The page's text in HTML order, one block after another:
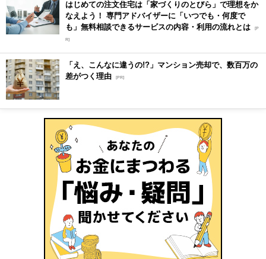
はじめての注文住宅は「家づくりのとびら」で理想をか
なえよう！ 専門アドバイザーに「いつでも・何度で
も」無料相談できるサービスの内容・利用の流れとは [P
R]
「え、こんなに違うの!?」マンション売却で、数百万の
差がつく理由 [PR]